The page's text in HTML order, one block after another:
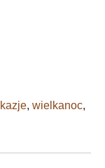
, wielkanoc,